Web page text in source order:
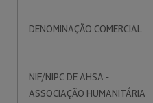
DENOMINAÇÃO COMERCIAL
NIF/NIPC DE AHSA -
ASSOCIAÇÃO HUMANITÁRIA